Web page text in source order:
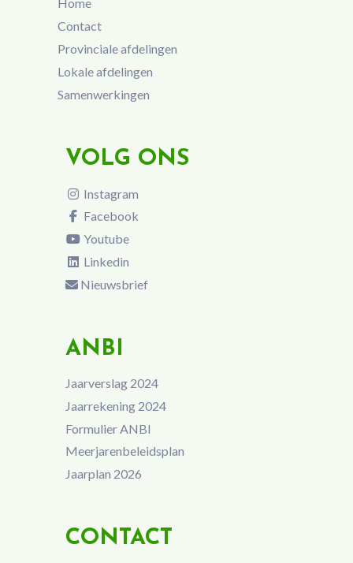
Home
Contact
Provinciale afdelingen
Lokale afdelingen
Samenwerkingen
VOLG ONS
Instagram
Facebook
Youtube
Linkedin
Nieuwsbrief
ANBI
Jaarverslag 2024
Jaarrekening 2024
Formulier ANBI
Meerjarenbeleidsplan
Jaarplan 2026
CONTACT